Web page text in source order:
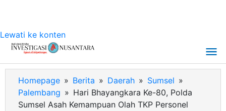
Lewati ke konten
Homepage » Berita » Daerah » Sumsel »
Palembang » Hari Bhayangkara Ke-80, Polda
Sumsel Asah Kemampuan Olah TKP Personel